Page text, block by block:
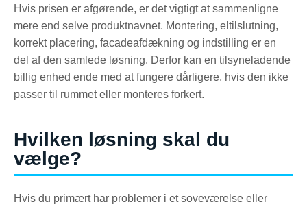
Hvis prisen er afgørende, er det vigtigt at sammenligne
mere end selve produktnavnet. Montering, eltilslutning,
korrekt placering, facadeafdækning og indstilling er en
del af den samlede løsning. Derfor kan en tilsyneladende
billig enhed ende med at fungere dårligere, hvis den ikke
passer til rummet eller monteres forkert.
Hvilken løsning skal du
vælge?
Hvis du primært har problemer i et soveværelse eller